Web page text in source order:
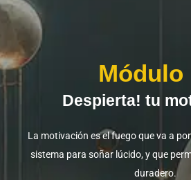
Módulo
Despierta! tu
La motivación es el fuego que va a
sistema para soñar lúcido, y que
duradero.